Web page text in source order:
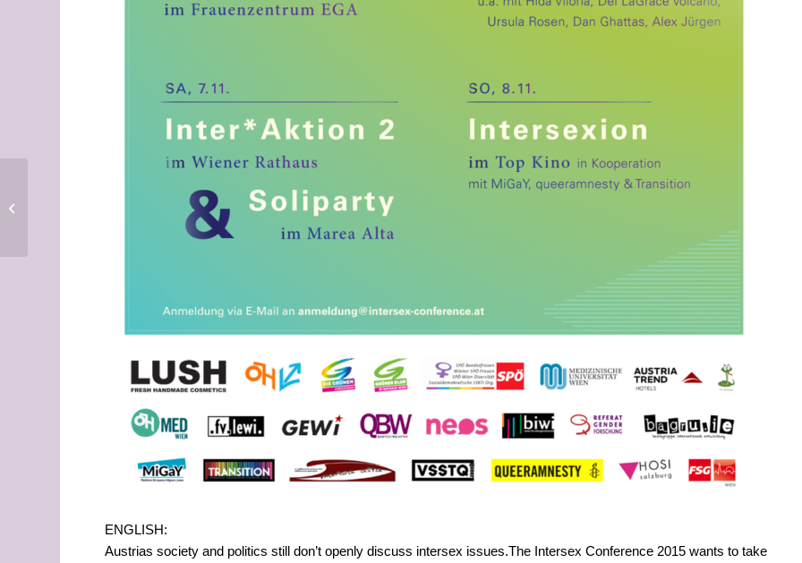
ENGLISH:
Austrias society and politics still don’t openly discuss intersex issues.The Intersex Conference 2015 wants to take
Sommertreffen *english below